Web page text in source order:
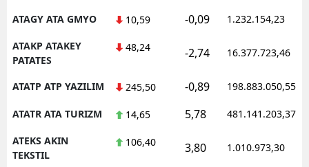
ATAGY ATA GMYO 10,59 -0,09 1.232.154,23
ATAKP ATAKEY
PATATES
48,24 -2,74 16.377.723,46
ATATP ATP YAZILIM 245,50 -0,89 198.883.050,55
ATATR ATA TURIZM 14,65 5,78 481.141.203,37
ATEKS AKIN
TEKSTIL
106,40 3,80 1.010.973,30